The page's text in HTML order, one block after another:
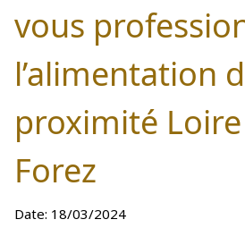
vous
l’alimentation
proximité
Forez
Date: 18/03/2024